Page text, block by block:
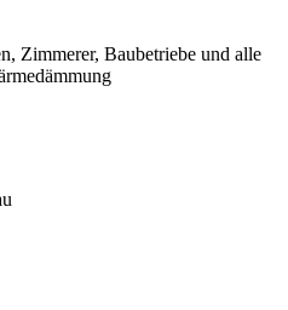
Zimmerer, Baubetriebe und alle